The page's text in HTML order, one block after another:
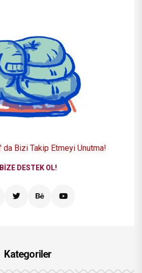
da Bizi Takip Etmeyi Unutma!
BIZE DESTEK OL!
Kategoriler